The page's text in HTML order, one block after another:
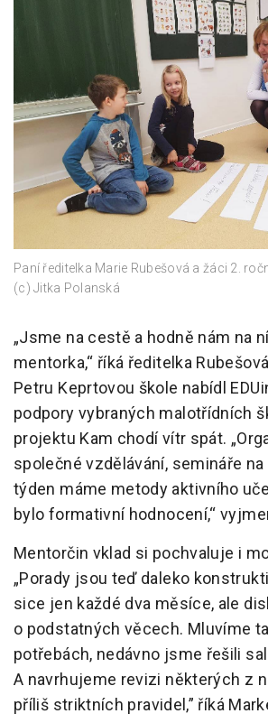
Paní ředitelka Marie Rubešová a žáci 2.
(c) Jitka Polanská
„Jsme na cestě a hodně nám na
mentorka,“ říká ředitelka
Petru Keprtovou škole nabídl
podpory vybraných malotřídních
projektu Kam chodí vítr spát.
společné vzdělávání, semináře
týden máme metody aktivního
bylo formativní hodnocení,“
Mentorčin vklad si pochvaluje i
„Porady jsou teď daleko
sice jen každé dva měsíce, ale
o podstatných věcech. Mluvíme
potřebách, nedávno jsme řešili
A navrhujeme revizi některých z
příliš striktních pravidel,” říká